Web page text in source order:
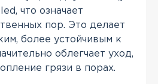
что означает
пор. Это делает
более устойчивым к
облегчает уход,
грязи в порах.